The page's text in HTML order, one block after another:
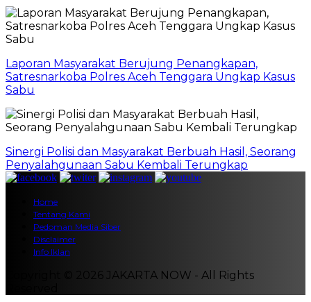
Laporan Masyarakat Berujung Penangkapan,
Satresnarkoba Polres Aceh Tenggara Ungkap Kasus
Sabu
Sinergi Polisi dan Masyarakat Berbuah Hasil, Seorang
Penyalahgunaan Sabu Kembali Terungkap
Home
Tentang Kami
Pedoman Media Siber
Disclaimer
Info Iklan
Copyright © 2026 JAKARTA NOW - All Rights